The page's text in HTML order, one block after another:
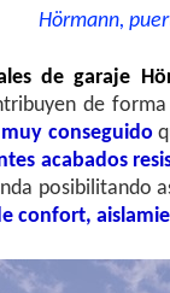
Hörmann,
de garaje
de
conseguido
acabados
posibilitando
confort,